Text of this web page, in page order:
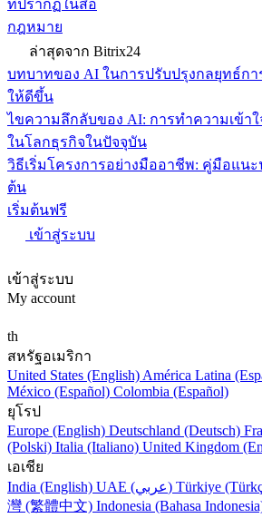
ที่ปรากฏในสื่อ
กฎหมาย
ล่าสุดจาก Bitrix24
บทบาทของ AI ในการปรับปรุงกลยุทธ์ก
ให้ดีขึ้น
ไขความลึกลับของ AI: การทำความเข้า
ในโลกธุรกิจในปัจจุบัน
วิธีเริ่มโครงการอย่างมืออาชีพ: คู่มือแน
ต้น
เริ่มต้นฟรี
เข้าสู่ระบบ
เข้าสู่ระบบ
My account
th
สหรัฐอเมริกา
United States (English) América Latina
México (Español) Colombia (Español)
ยุโรป
Europe (English) Deutschland (Deutsch)
(Polski) Italia (Italiano) United Kingdom
เอเชีย
India (English)
UAE (عربي) Türkiye
灣 (繁體中文) Indonesia (Bahasa